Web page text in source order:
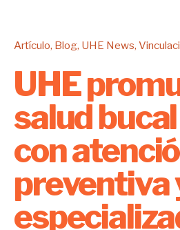
Artículo Blog UHE News
UHE
salud
con
preventiva